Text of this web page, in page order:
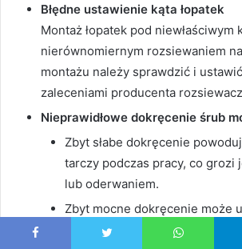
Błędne ustawienie kąta łopatek
Montaż łopatek pod niewłaściwym
nierównomiernym rozsiewaniem
montażu należy sprawdzić i
zaleceniami producenta
Nieprawidłowe dokręcenie śrub
Zbyt słabe dokręcenie
tarczy podczas pracy, co grozi
lub oderwaniem.
Zbyt mocne dokręcenie może
napędowy lub same tarcze.